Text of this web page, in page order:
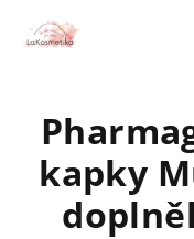
obsah
kapky